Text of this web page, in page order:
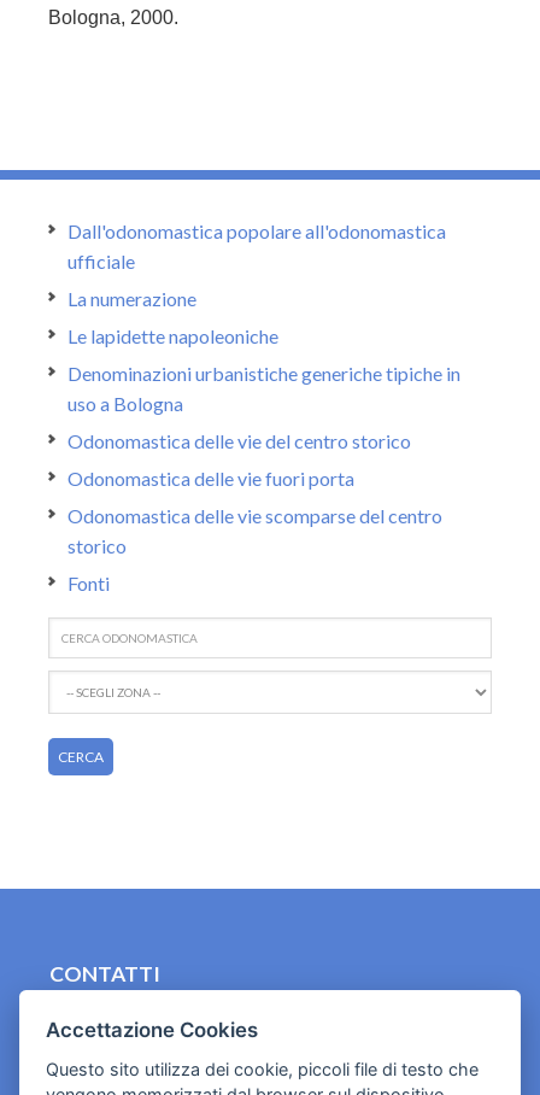
Bologna, 2000.
Dall'odonomastica popolare all'odonomastica
ufficiale
La numerazione
Le lapidette napoleoniche
Denominazioni urbanistiche generiche tipiche in
uso a Bologna
Odonomastica delle vie del centro storico
Odonomastica delle vie fuori porta
Odonomastica delle vie scomparse del centro
storico
Fonti
CONTATTI
Cookies e informativa privacy
Accettazione Cookies
Questo sito utilizza dei cookie, piccoli file di testo che